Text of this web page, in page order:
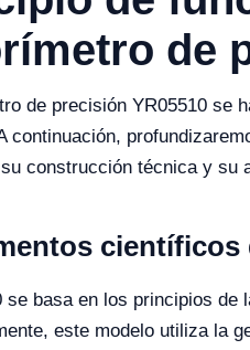
de
de precisión YR05510 se
continuación,
construcción técnica y su
científicos
se basa en los principios
este modelo utiliza la